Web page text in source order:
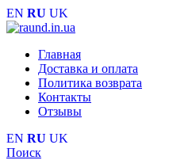
EN RU UK
Главная
Доставка и оплата
Политика возврата
Контакты
Отзывы
EN RU UK
Поиск